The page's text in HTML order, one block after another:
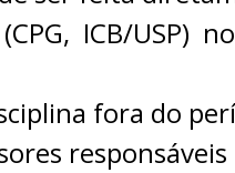
ICB/USP)
fora do